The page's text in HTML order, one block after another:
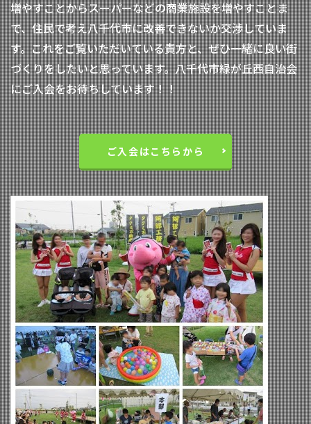
増やすことからスーパーなどの商業施設を増やすことま
で、住民で考え八千代市に改善できないか交渉していま
す。これをご覧いただいている貴方と、ぜひ一緒に良い街
づくりをしたいと思っています。八千代市緑が丘西自治会
にご入会をお待ちしています！！
ご入会はこちらから